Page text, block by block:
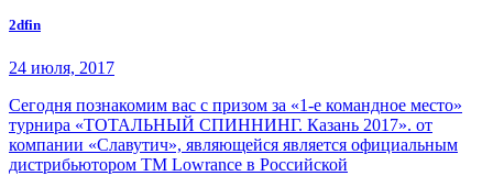
2dfin
24 июля, 2017
Сегодня познакомим вас с призом за «1-е командное место»
турнира «ТОТАЛЬНЫЙ СПИННИНГ. Казань 2017». от
компании «Славутич», являющейся является официальным
дистрибьютором ТМ Lowrance в Российской